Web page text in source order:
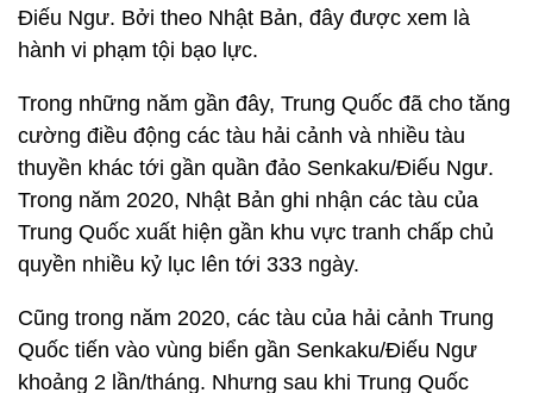
Điếu Ngư. Bởi theo Nhật Bản, đây được xem là
hành vi phạm tội bạo lực.
Trong những năm gần đây, Trung Quốc đã cho tăng
cường điều động các tàu hải cảnh và nhiều tàu
thuyền khác tới gần quần đảo Senkaku/Điếu Ngư.
Trong năm 2020, Nhật Bản ghi nhận các tàu của
Trung Quốc xuất hiện gần khu vực tranh chấp chủ
quyền nhiều kỷ lục lên tới 333 ngày.
Cũng trong năm 2020, các tàu của hải cảnh Trung
Quốc tiến vào vùng biển gần Senkaku/Điếu Ngư
khoảng 2 lần/tháng. Nhưng sau khi Trung Quốc